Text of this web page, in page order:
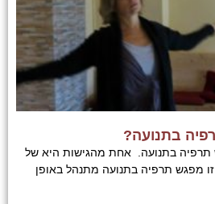
בתנועה?
תרפיה בתנועה. אחת מהגישות היא של
זו מפגש תרפיה בתנועה מתנהל באופן